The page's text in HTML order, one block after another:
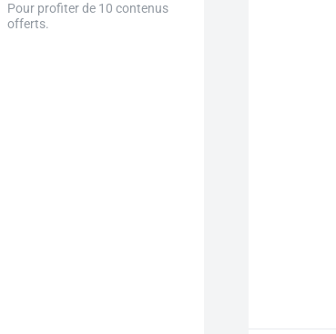
Pour profiter de 10 contenus
offerts.